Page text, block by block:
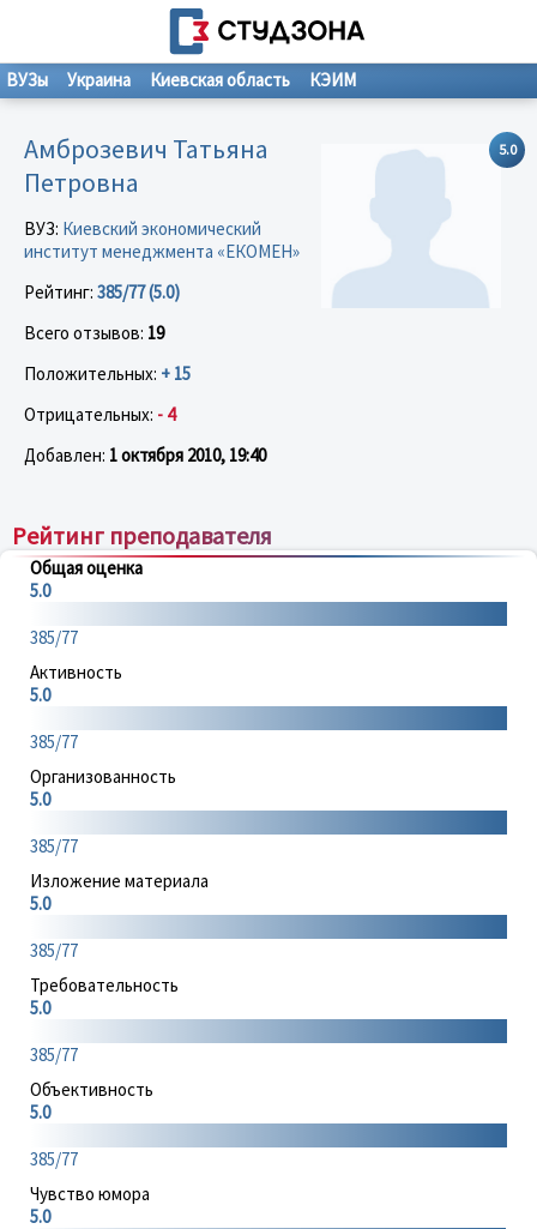
ВУЗы Украина Киевская область КЭИМ
5.0
Амброзевич Татьяна
Петровна
ВУЗ: Киевский экономический
институт менеджмента «ЕКОМЕН»
Рейтинг: 385/77 (5.0)
Всего отзывов: 19
Положительных: + 15
Отрицательных: - 4
Добавлен: 1 октября 2010, 19:40
Рейтинг преподавателя
Общая оценка
5.0
385/77
Активность
5.0
385/77
Организованность
5.0
385/77
Изложение материала
5.0
385/77
Требовательность
5.0
385/77
Объективность
5.0
385/77
Чувство юмора
5.0